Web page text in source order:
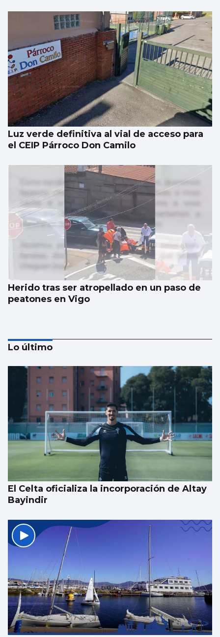
Luz verde definitiva al vial de acceso para
el CEIP Párroco Don Camilo
Herido tras ser atropellado en un paso de
peatones en Vigo
Vigo y área, de los mejores lugares para ver
el eclipse: localizaciones para disfrutar del
fenómeno astronómico
Lo último
El Celta oficializa la incorporación de Altay
Bayindir